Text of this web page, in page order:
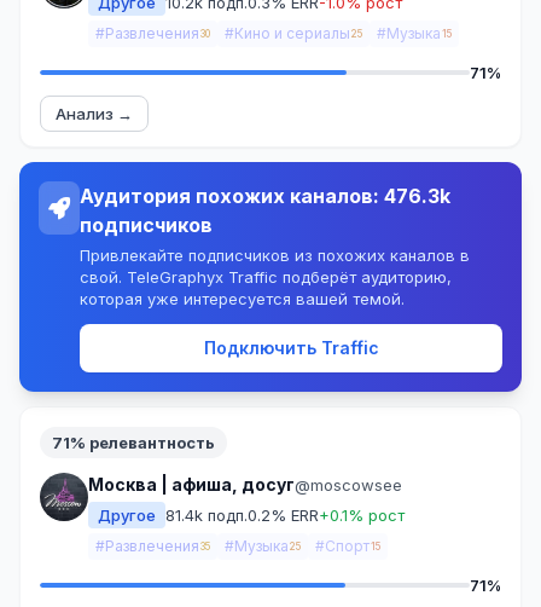
#Развлечения 30 #Кино и сериалы 25 #Музыка 15
71%
Анализ →
Аудитория похожих каналов: 476.3k
подписчиков
Привлекайте подписчиков из похожих каналов в
свой. TeleGraphyx Traffic подберёт аудиторию,
которая уже интересуется вашей темой.
Подключить Traffic
71% релевантность
Москва | афиша, досуг@moscowsee
Другое 81.4k подп.0.2% ERR+0.1% рост
#Развлечения 35 #Музыка 25 #Спорт15
71%